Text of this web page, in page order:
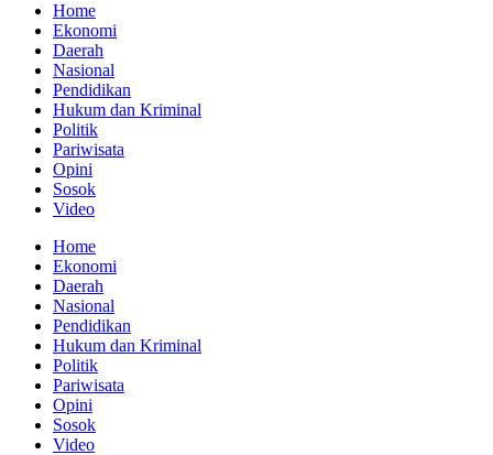
Home
Ekonomi
Daerah
Nasional
Pendidikan
Hukum dan Kriminal
Politik
Pariwisata
Opini
Sosok
Video
Home
Ekonomi
Daerah
Nasional
Pendidikan
Hukum dan Kriminal
Politik
Pariwisata
Opini
Sosok
Video